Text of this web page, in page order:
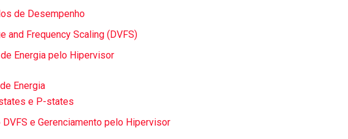
de Desempenho
and Frequency Scaling (DVFS)
Energia pelo Hipervisor
Energia
e P-states
e Gerenciamento pelo Hipervisor